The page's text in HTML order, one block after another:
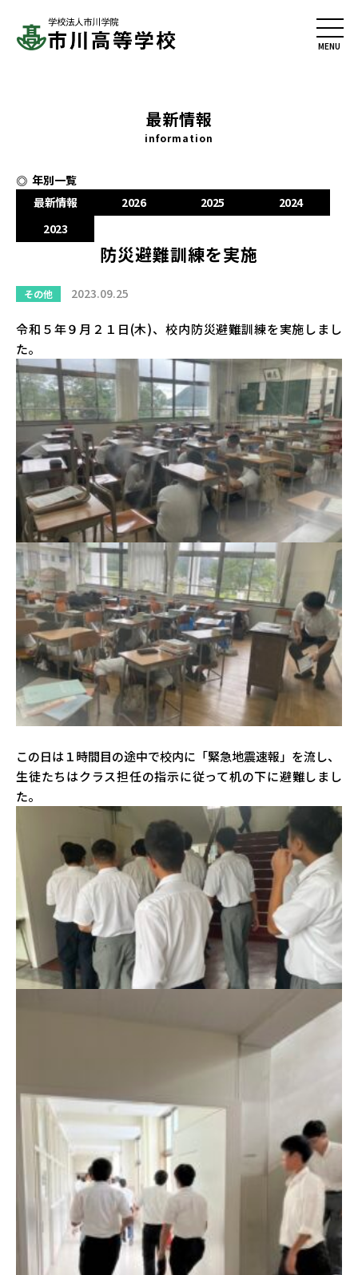
最新情報
information
年別一覧
最新情報
2026 2025
2024
2023
防災避難訓練を実施
その他 2023.09.25
令和５年９月２１日(木)、校内防災避難訓練を実施しまし
た。
この日は１時間目の途中で校内に「緊急地震速報」を流し、
生徒たちはクラス担任の指示に従って机の下に避難しまし
た。